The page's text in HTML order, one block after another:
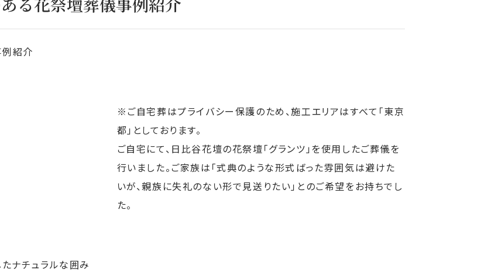
紹介
※ご自宅葬はプライバシー保護のため、施工エリアはすべて「東京
都」としております。
ご自宅にて、日比谷花壇の花祭壇「グランツ」を使用したご葬儀を
行いました。ご家族は「式典のような形式ばった雰囲気は避けた
いが、親族に失礼のない形で見送りたい」とのご希望をお持ちでし
た。
ナチュラルな囲み